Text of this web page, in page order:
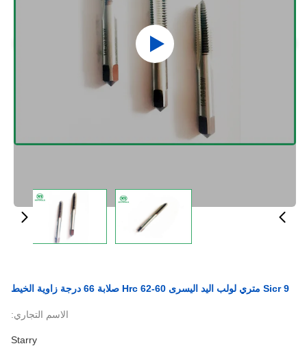
9 Sicr متري لولب اليد اليسرى 60-62 Hrc صلابة 66 درجة زاوية الخيط
الاسم التجاري:
Starry